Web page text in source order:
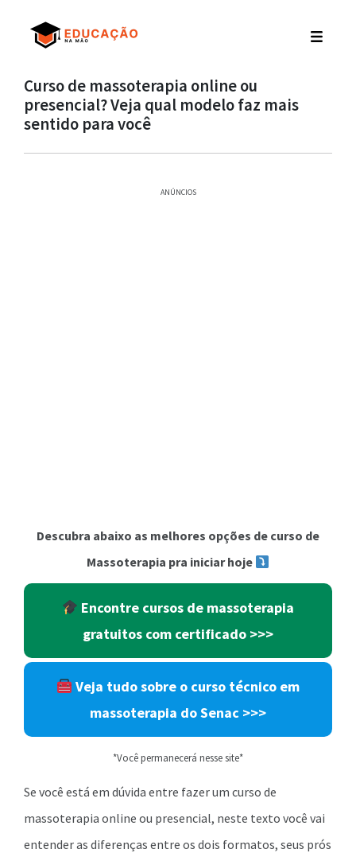
Curso de massoterapia online ou
presencial? Veja qual modelo faz mais
sentido para você
ANÚNCIOS
Descubra abaixo as melhores opções de curso de
Massoterapia pra iniciar hoje
Encontre cursos de massoterapia
gratuitos com certificado >>>
Veja tudo sobre o curso técnico em
massoterapia do Senac >>>
*Você permanecerá nesse site*
Se você está em dúvida entre fazer um curso de
massoterapia online ou presencial, neste texto você vai
entender as diferenças entre os dois formatos, seus prós